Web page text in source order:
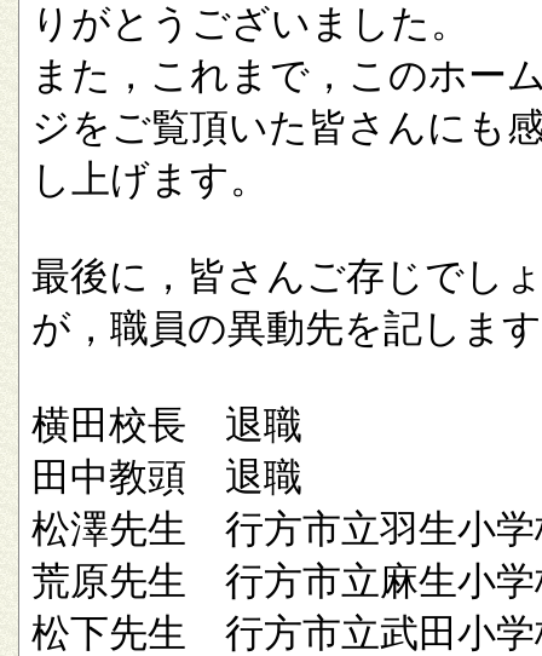
りがとうございました。
また，これまで，このホー
ジをご覧頂いた皆さんにも
し上げます。
最後に，皆さんご存じでし
が，職員の異動先を記しま
横田校長 退職
田中教頭 退職
松澤先生 行方市立羽生小学
荒原先生 行方市立麻生小学
松下先生 行方市立武田小学